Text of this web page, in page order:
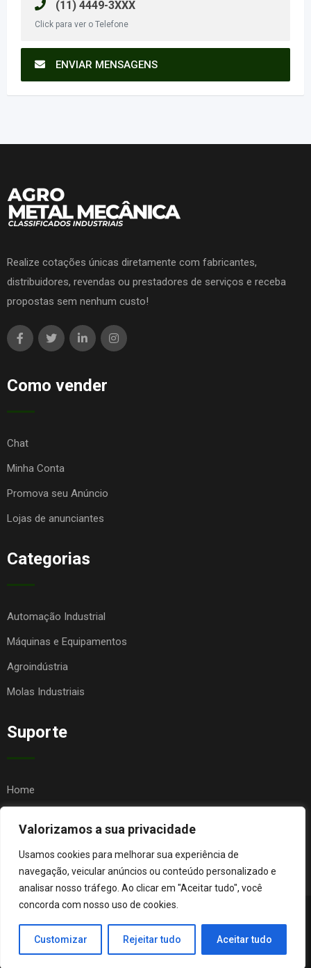
Valorizamos a sua privacidade
Usamos cookies para melhorar sua experiência de
navegação, veicular anúncios ou conteúdo personalizado e
analisar nosso tráfego. Ao clicar em "Aceitar tudo", você
concorda com nosso uso de cookies.
Customizar Rejeitar tudo Aceitar tudo
(11) 4449-3XXX
Click para ver o Telefone
ENVIAR MENSAGENS
Realize cotações únicas diretamente com fabricantes,
distribuidores, revendas ou prestadores de serviços e receba
propostas sem nenhum custo!
Como vender
Chat
Minha Conta
Promova seu Anúncio
Lojas de anunciantes
Categorias
Automação Industrial
Máquinas e Equipamentos
Agroindústria
Molas Industriais
Suporte
Home
© Copyright Agro Metal Mecânica. Desenvolvido porPágina
Orgânica